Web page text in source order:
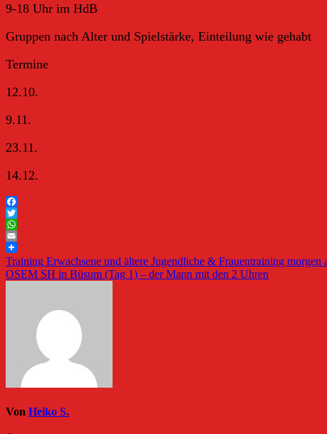
9-18 Uhr im HdB
Gruppen nach Alter und Spielstärke, Einteilung wie gehabt
Termine
12.10.
9.11.
23.11.
14.12.
Facebook
Twitter
WhatsApp
Email
Beitragsnavigation
Training Erwachsene und ältere Jugendliche & Frauentraining
OSEM SH in Büsum (Tag 1) – der Mann mit den 2 Uhren
Von Heiko S.